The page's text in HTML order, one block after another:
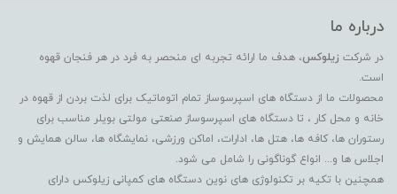
درباره ما
در شرکت زیلوکس، هدف ما ارائه تجربه ای منحصر به فرد در هر فنجان قهوه
است.
محصولات ما از دستگاه های اسپرسوساز تمام اتوماتیک برای لذت بردن از قهوه در
خانه و محل کار ، تا دستگاه های اسپرسوساز صنعتی مولتی بویلر مناسب برای
رستوران ها، کافه ها، هتل ها، ادارات، اماکن ورزشی، نمایشگاه ها، سالن همایش و
اجلاس ها و... انواع گوناگونی را شامل می شود.
همچنین با تکیه بر تکنولوژی های نوین دستگاه های کمپانی زیلوکس دارای